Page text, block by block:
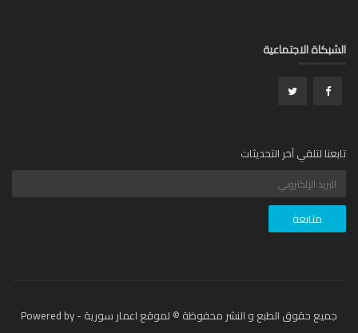
الاجتماعية
لتلقي آخر التحديثات
جميع حقوق الطبع و النشر محفوظة © لموقع اعمار سورية - Powered by